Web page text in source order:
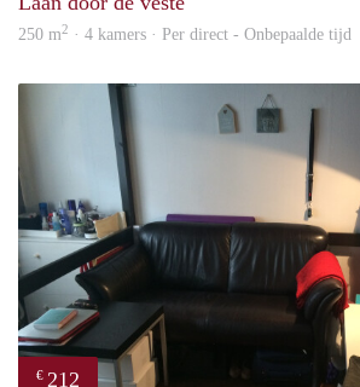
250 m2 · 4 kamers · Per direct - Onbepaalde tijd
€ 212